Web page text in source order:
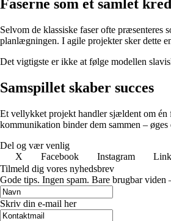
Faserne som et samlet
Selvom de klassiske faser ofte
planlægningen. I agile projekter sker dette
Det vigtigste er ikke at følge modellen
Samspillet skaber succes
Et vellykket projekt handler sjældent om én
kommunikation binder dem sammen –
Del og vær venlig
X
Facebook Instagram
Tilmeld dig vores nyhedsbrev
Gode tips. Ingen spam. Bare brugbar viden
Skriv din e-mail her